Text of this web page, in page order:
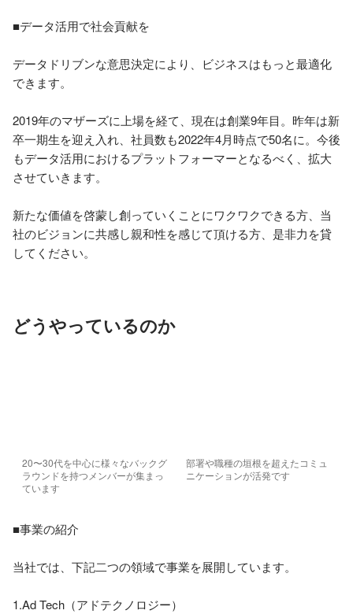
■データ活用で社会貢献を
データドリブンな意思決定により、ビジネスはもっと最適化
できます。
2019年のマザーズに上場を経て、現在は創業9年目。昨年は新
卒一期生を迎え入れ、社員数も2022年4月時点で50名に。今後
もデータ活用におけるプラットフォーマーとなるべく、拡大
させていきます。
新たな価値を啓蒙し創っていくことにワクワクできる方、当
社のビジョンに共感し親和性を感じて頂ける方、是非力を貸
してください。
どうやっているのか
20〜30代を中心に様々なバックグ
ラウンドを持つメンバーが集まっ
ています
部署や職種の垣根を超えたコミュ
ニケーションが活発です
■事業の紹介
当社では、下記二つの領域で事業を展開しています。
1.Ad Tech（アドテクノロジー）